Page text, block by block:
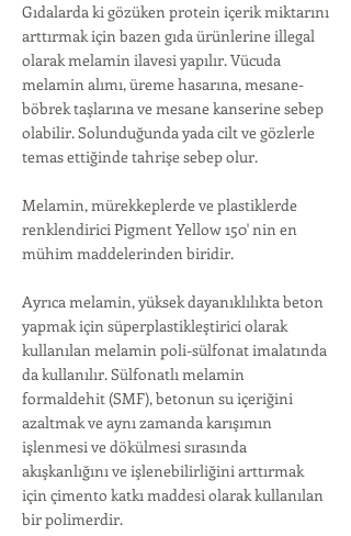
Gıdalarda ki gözüken protein içerik miktarını
arttırmak için bazen gıda ürünlerine illegal
olarak melamin ilavesi yapılır. Vücuda
melamin alımı, üreme hasarına, mesane-
böbrek taşlarına ve mesane kanserine sebep
olabilir. Solunduğunda yada cilt ve gözlerle
temas ettiğinde tahrişe sebep olur.
Melamin, mürekkeplerde ve plastiklerde
renklendirici Pigment Yellow 150' nin en
mühim maddelerinden biridir.
Ayrıca melamin, yüksek dayanıklılıkta beton
yapmak için süperplastikleştirici olarak
kullanılan melamin poli-sülfonat imalatında
da kullanılır. Sülfonatlı melamin
formaldehit (SMF), betonun su içeriğini
azaltmak ve aynı zamanda karışımın
işlenmesi ve dökülmesi sırasında
akışkanlığını ve işlenebilirliğini arttırmak
için çimento katkı maddesi olarak kullanılan
bir polimerdir.